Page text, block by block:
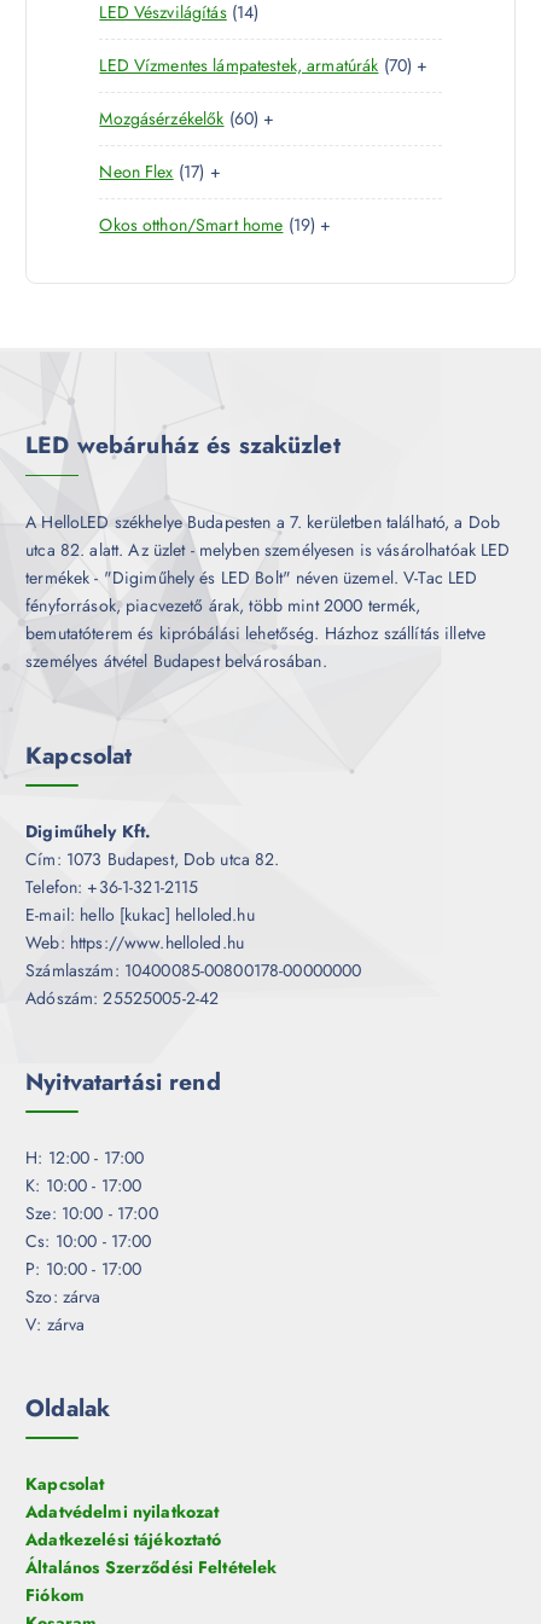
k
é
k
r
m
é
e
r
m
é
k
LED Vészvilágítás 141
4
t
e
r
m
k
LED Vízmentes lámpatestek, armatúrák 707
0
e
m
+
Mozgásérzékelők 606
0
e
r
é
+
Neon Flex 171
7
t
r
+
Okos otthon/Smart home 191
t
+
LED webáruház és szaküzlet
A HelloLED székhelye Budapesten a 7. kerületben található, a Dob
utca 82. alatt. Az üzlet - melyben személyesen is vásárolhatóak LED
termékek - "Digiműhely és LED Bolt" néven üzemel. V-Tac LED
fényforrások, piacvezető árak, több mint 2000 termék,
bemutatóterem és kipróbálási lehetőség. Házhoz szállítás illetve
személyes átvétel Budapest belvárosában.
Kapcsolat
Digiműhely Kft.
Cím: 1073 Budapest, Dob utca 82.
Telefon: +36-1-321-2115
E-mail: hello [kukac] helloled.hu
Web: https://www.helloled.hu
Számlaszám: 10400085-00800178-00000000
Adószám: 25525005-2-42
Nyitvatartási rend
H: 12:00 - 17:00
K: 10:00 - 17:00
Sze: 10:00 - 17:00
Cs: 10:00 - 17:00
P: 10:00 - 17:00
Szo: zárva
V: zárva
Oldalak
Kapcsolat
Adatvédelmi nyilatkozat
Adatkezelési tájékoztató
Általános Szerződési Feltételek
Fiókom